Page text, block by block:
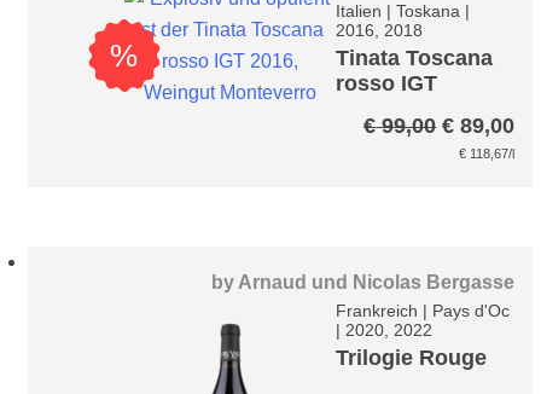
%
Italien | Toskana|
2016, 2018
Tinata Toscana
rosso IGT
€99,00
Preis
€ 89,00
€ 118,67/l
by Arnaud und Nicolas Bergasse
Frankreich | Pays d'Oc
| 2020, 2022
Trilogie Rouge